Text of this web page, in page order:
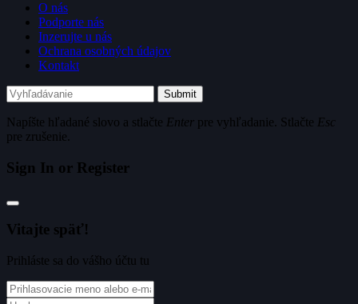
O nás
Podporte nás
Inzerujte u nás
Ochrana osobných údajov
Kontakt
Submit
Napíšte hľadané slovo a stlačte Enter pre vyhľadanie. Stlačte Esc
pre zrušenie.
Sign In or Register
Vitajte späť!
Prihláste sa do vášho účtu tu